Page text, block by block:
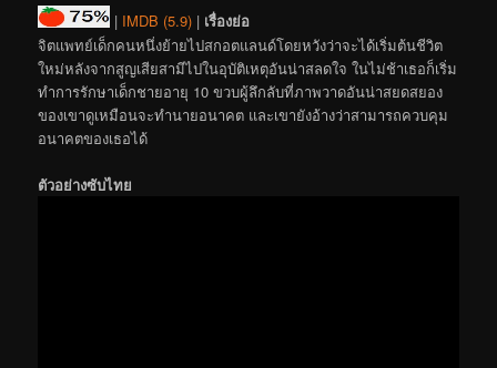
| IMDB (5.9) | เรื่องย่อ
จิตแพทย์เด็กคนหนึ่งย้ายไปสกอตแลนด์โดยหวังว่าจะได้เริ่มต้นชีวิต
ใหม่หลังจากสูญเสียสามีไปในอุบัติเหตุอันน่าสลดใจ ในไม่ช้าเธอก็เริ่ม
ทำการรักษาเด็กชายอายุ 10 ขวบผู้ลึกลับที่ภาพวาดอันน่าสยดสยอง
ของเขาดูเหมือนจะทำนายอนาคต และเขายังอ้างว่าสามารถควบคุม
อนาคตของเธอได้
ตัวอย่างซับไทย